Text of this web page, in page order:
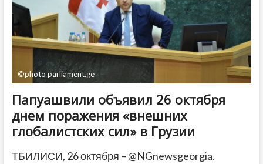
©photo parliament.ge
Папуашвили объявил 26 октября
днем поражения «внешних
глобалистских сил» в Грузии
ТБИЛИСИ, 26 октября – @NGnewsgeorgia.